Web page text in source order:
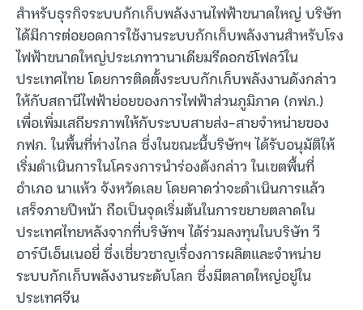
สำหรับธุรกิจระบบกักเก็บพลังงานไฟฟ้าขนาดใหญ่ บริษัท
ได้มีการต่อยอดการใช้งานระบบกักเก็บพลังงานสำหรับโรง
ไฟฟ้าขนาดใหญ่ประเภทวานาเดียมรีดอกซ์โฟลว์ใน
ประเทศไทย โดยการติดตั้งระบบกักเก็บพลังงานดังกล่าว
ให้กับสถานีไฟฟ้าย่อยของการไฟฟ้าส่วนภูมิภาค (กฟภ.)
เพื่อเพิ่มเสถียรภาพให้กับระบบสายส่ง-สายจำหน่ายของ
กฟภ. ในพื้นที่ห่างไกล ซึ่งในขณะนี้บริษัทฯ ได้รับอนุมัติให้
เริ่มดำเนินการในโครงการนำร่องดังกล่าว ในเขตพื้นที่
อำเภอ นาแห้ว จังหวัดเลย โดยคาดว่าจะดำเนินการแล้ว
เสร็จภายปีหน้า ถือเป็นจุดเริ่มต้นในการขยายตลาดใน
ประเทศไทยหลังจากที่บริษัทฯ ได้ร่วมลงทุนในบริษัท วี
อาร์บีเอ็นเนอยี่ ซึ่งเชี่ยวชาญเรื่องการผลิตและจำหน่าย
ระบบกักเก็บพลังงานระดับโลก ซึ่งมีตลาดใหญ่อยู่ใน
ประเทศจีน